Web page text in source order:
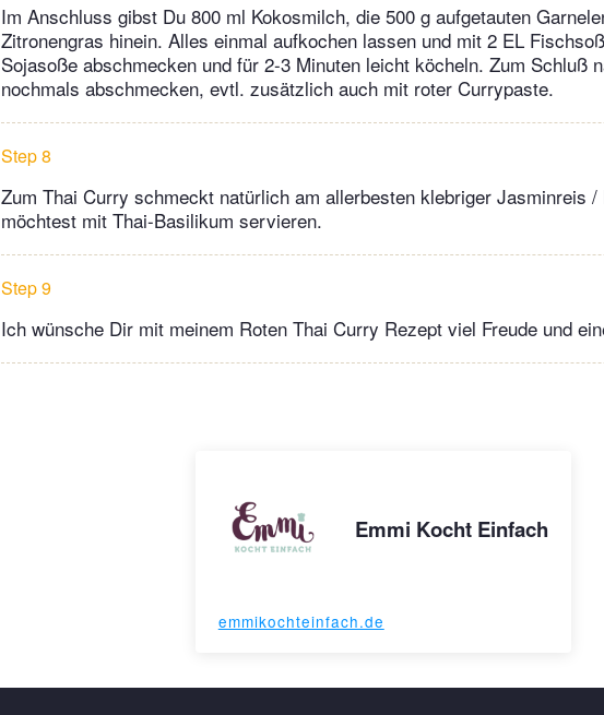
Im Anschluss gibst Du 800 ml Kokosmilch, die 500 g aufgetauten
Zitronengras hinein. Alles einmal aufkochen lassen und mit 2 EL
Sojasoße abschmecken und für 2-3 Minuten leicht köcheln. Zum Schluß
nochmals abschmecken, evtl. zusätzlich auch mit roter Currypaste.
Step 8
Zum Thai Curry schmeckt natürlich am allerbesten klebriger Jasminreis
möchtest mit Thai-Basilikum servieren.
Step 9
Ich wünsche Dir mit meinem Roten Thai Curry Rezept viel Freude und
Emmi Kocht Einfach
emmikochteinfach.de